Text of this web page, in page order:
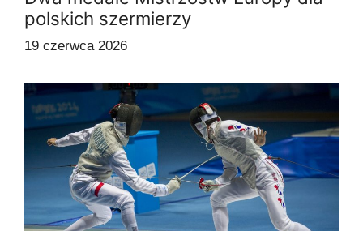
polskich szermierzy
19 czerwca 2026